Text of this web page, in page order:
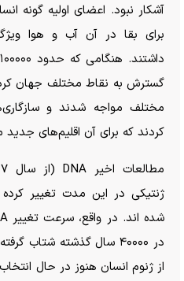
آشکار نبود. اعضای اولیه گونه
برای بقا در آن آب و هوا
گسترش به نقاط مختلف جهان
مختلف مواجه شدند و
کردند که برای آن اقلیم‌های
ژنتیکی در این مدت تغییر
در ۴۰۰۰۰ سال گذشته
از ژنوم انسان هنوز در حال